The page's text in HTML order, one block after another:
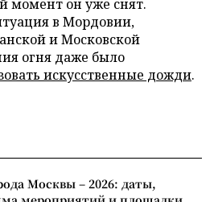
момент он уже снят.
в Мордовии,
и Московской
огня даже было
искусственные дожди.
Москвы – 2026: даты,